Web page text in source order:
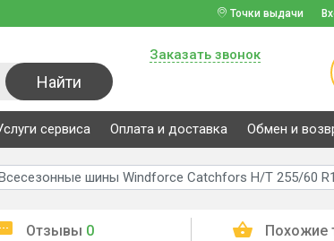
Точки выдачи
Найти
Заказать звонок
сервиса Оплата и доставка Обмен и
шины Windforce Catchfors H/T 255/60
Отзывы 0 Похожие